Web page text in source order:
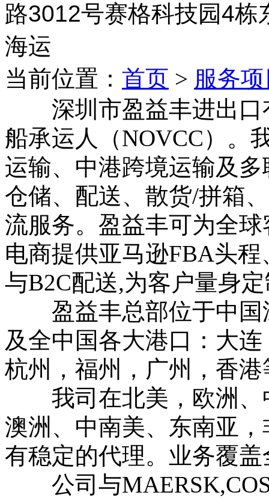
路3012号赛格科技园4栋
海运
当前位置： 首页 > 服务
深圳市盈益丰进出口
船承运人（NOVCC）。
运输、中港跨境运输及
仓储、配送、散货/拼箱
流服务。盈益丰可为全
电商提供亚马逊FBA头
与B2C配送,为客户量身
盈益丰总部位于中国
及全中国各大港口：大
杭州，福州，广州，香港
我司在北美，欧洲、
澳洲、中南美、东南亚
有稳定的代理。业务覆
公司与